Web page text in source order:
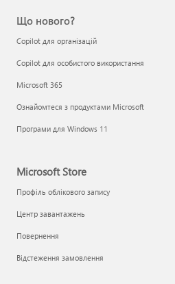
Що нового?
Copilot для організацій
Copilot для особистого використання
Microsoft 365
Ознайомтеся з продуктами Microsoft
Програми для Windows 11
Microsoft Store
Профіль облікового запису
Центр завантажень
Повернення
Відстеження замовлення